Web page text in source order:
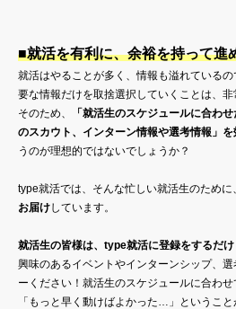
■就活を有利に、余裕を持って進
就活はやることが多く、情報も溢れている
要な情報だけを取捨選択していくことは、非
そのため、
「就活生のスケジュールに合わ
のスカウト、インターン情報や選考情報」
うのが理想的ではないでしょうか？
type就活では、そんな忙しい就活生のために、
お届けしています。
就活生の皆様は、type就活に登録をするだけ
興味のあるイベントやインターンシップ、
ーください！就活生のスケジュールに合わせ
「もっと早く動けばよかった…」というこ